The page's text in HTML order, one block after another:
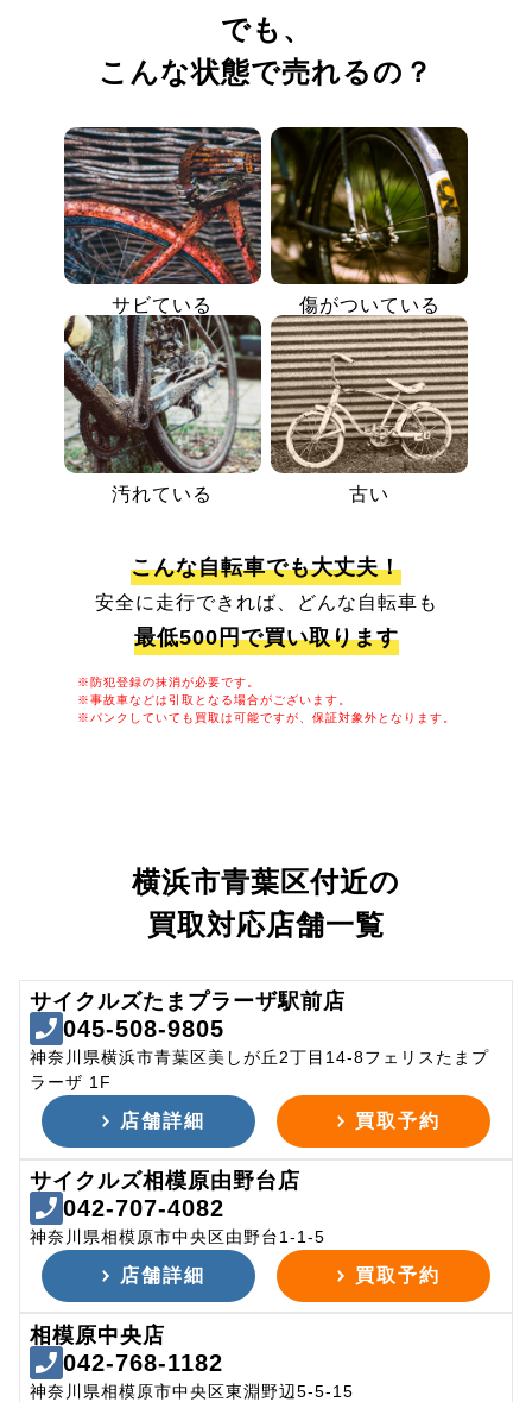
でも、
こんな状態で売れるの？
サビている 傷がついている
汚れている 古い
こんな自転車でも大丈夫！
安全に走行できれば、どんな自転車も
最低500円で買い取ります
※防犯登録の抹消が必要です。
※事故車などは引取となる場合がございます。
※パンクしていても買取は可能ですが、保証対象外となります。
横浜市青葉区付近の
買取対応店舗一覧
サイクルズたまプラーザ駅前店
045-508-9805
神奈川県横浜市青葉区美しが丘2丁目14-8フェリスたまプ
ラーザ 1F
店舗詳細 買取予約
サイクルズ相模原由野台店
042-707-4082
神奈川県相模原市中央区由野台1-1-5
店舗詳細 買取予約
相模原中央店
042-768-1182
神奈川県相模原市中央区東淵野辺5-5-15